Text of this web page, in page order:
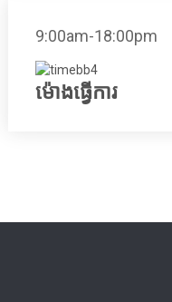
9:00am-18:00pm
ម៉ោងធ្វើការ